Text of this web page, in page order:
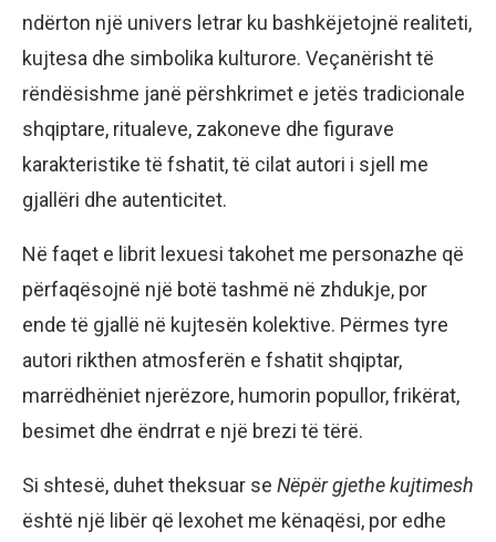
ndërton një univers letrar ku bashkëjetojnë realiteti,
kujtesa dhe simbolika kulturore. Veçanërisht të
rëndësishme janë përshkrimet e jetës tradicionale
shqiptare, ritualeve, zakoneve dhe figurave
karakteristike të fshatit, të cilat autori i sjell me
gjallëri dhe autenticitet.
Në faqet e librit lexuesi takohet me personazhe që
përfaqësojnë një botë tashmë në zhdukje, por
ende të gjallë në kujtesën kolektive. Përmes tyre
autori rikthen atmosferën e fshatit shqiptar,
marrëdhëniet njerëzore, humorin popullor, frikërat,
besimet dhe ëndrrat e një brezi të tërë.
Si shtesë, duhet theksuar se Nëpër gjethe kujtimesh
është një libër që lexohet me kënaqësi, por edhe